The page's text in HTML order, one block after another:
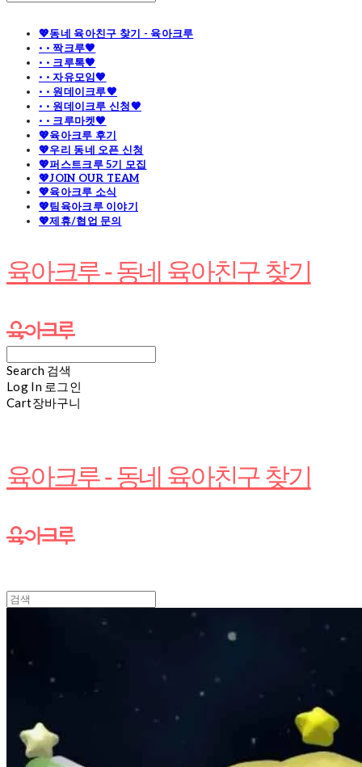
💖동네 육아친구 찾기 - 육아크루
· · 짝크루🧡
· · 크루톡🧡
· · 자유모임🧡
· · 원데이크루🧡
· · 원데이크루 신청🧡
· · 크루마켓🧡
💖육아크루 후기
💖우리 동네 오픈 신청
💖퍼스트크루 5기 모집
💖JOIN OUR TEAM
💖육아크루 소식
💖팀육아크루 이야기
💖제휴/협업 문의
육아크루 - 동네 육아친구 찾기
Search 검색
Log In 로그인
Cart장바구니
육아크루 - 동네 육아친구 찾기